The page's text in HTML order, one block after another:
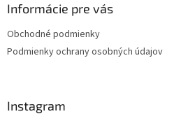
Informácie pre vás
Obchodné podmienky
Podmienky ochrany osobných údajov
Instagram